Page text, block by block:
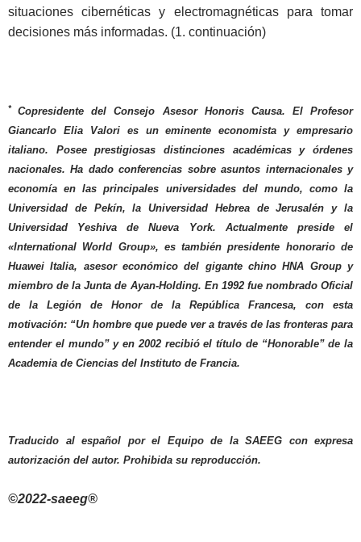
situaciones cibernéticas y electromagnéticas para tomar
decisiones más informadas. (1. continuación)
* Copresidente del Consejo Asesor Honoris Causa. El Profesor
Giancarlo Elia Valori es un eminente economista y empresario
italiano. Posee prestigiosas distinciones académicas y órdenes
nacionales. Ha dado conferencias sobre asuntos internacionales y
economía en las principales universidades del mundo, como la
Universidad de Pekín, la Universidad Hebrea de Jerusalén y la
Universidad Yeshiva de Nueva York. Actualmente preside el
«International World Group», es también presidente honorario de
Huawei Italia, asesor económico del gigante chino HNA Group y
miembro de la Junta de Ayan-Holding. En 1992 fue nombrado Oficial
de la Legión de Honor de la República Francesa, con esta
motivación: “Un hombre que puede ver a través de las fronteras para
entender el mundo” y en 2002 recibió el título de “Honorable” de la
Academia de Ciencias del Instituto de Francia.
Traducido al español por el Equipo de la SAEEG con expresa
autorización del autor. Prohibida su reproducción.
©2022-saeeg®